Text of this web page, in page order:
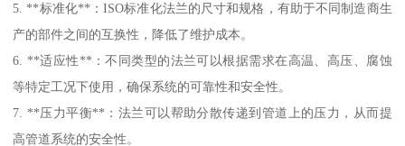
5. **标准化**：ISO标准化法兰的尺寸和规格，有助于不同制造商生
产的部件之间的互换性，降低了维护成本。
6. **适应性**：不同类型的法兰可以根据需求在高温、高压、腐蚀
等特定工况下使用，确保系统的可靠性和安全性。
7. **压力平衡**：法兰可以帮助分散传递到管道上的压力，从而提
高管道系统的安全性。